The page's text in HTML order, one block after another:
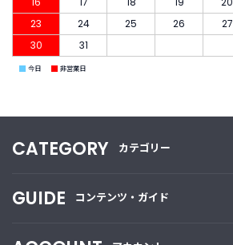
23
24 25 26 27
30
31
■ 今日 ■ 非営業日
CATEGORY カテゴリー
GUIDE コンテンツ・ガイド